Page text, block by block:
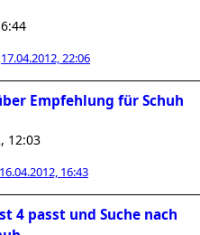
17.04.2012, 22:06
Empfehlung für Schuh
12:03
16.04.2012, 16:43
4 passt und Suche nach